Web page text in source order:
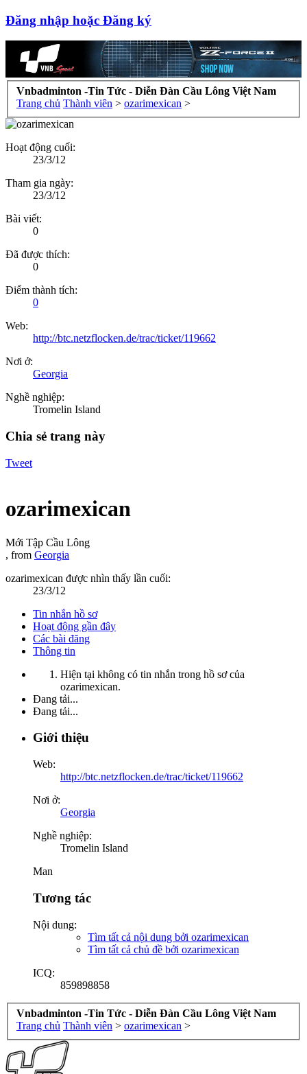
Đăng nhập hoặc Đăng ký
Vnbadminton -Tin Tức - Diễn Đàn Cầu Lông Việt Nam
Trang chủ Thành viên > ozarimexican >
Hoạt động cuối:
23/3/12
Tham gia ngày:
23/3/12
Bài viết:
0
Đã được thích:
0
Điểm thành tích:
0
Web:
http://btc.netzflocken.de/trac/ticket/119662
Nơi ở:
Georgia
Nghề nghiệp:
Tromelin Island
Chia sẻ trang này
Tweet
ozarimexican
Mới Tập Cầu Lông
, from Georgia
ozarimexican được nhìn thấy lần cuối:
23/3/12
Tin nhắn hồ sơ
Hoạt động gần đây
Các bài đăng
Thông tin
Hiện tại không có tin nhắn trong hồ sơ của
ozarimexican.
Đang tải...
Đang tải...
Giới thiệu
Web:
http://btc.netzflocken.de/trac/ticket/119662
Nơi ở:
Georgia
Nghề nghiệp:
Tromelin Island
Man
Tương tác
Nội dung:
Tìm tất cả nội dung bởi ozarimexican
Tìm tất cả chủ đề bởi ozarimexican
ICQ:
859898858
Vnbadminton -Tin Tức - Diễn Đàn Cầu Lông Việt Nam
Trang chủ Thành viên > ozarimexican >